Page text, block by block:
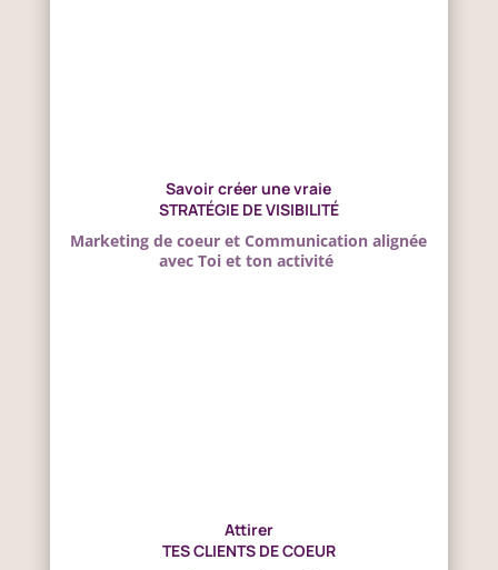
Savoir créer une vraie
STRATÉGIE DE VISIBILITÉ
Marketing de coeur et Communication alignée
avec Toi et ton activité
Attirer
TES CLIENTS DE COEUR